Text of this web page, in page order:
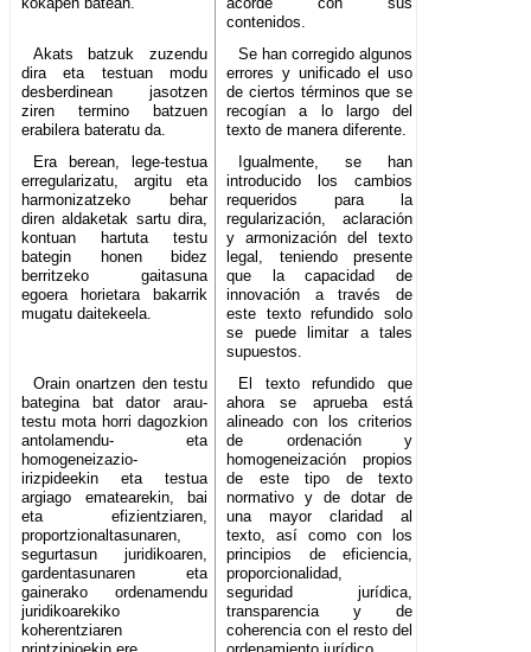
contenidos.
Akats batzuk zuzendu
dira eta testuan modu
desberdinean jasotzen
ziren termino batzuen
erabilera bateratu da.
Se han corregido algunos
errores y unificado el uso
de ciertos términos que se
recogían a lo largo del
texto de manera diferente.
Era berean, lege-testua
erregularizatu, argitu eta
harmonizatzeko behar
diren aldaketak sartu dira,
kontuan hartuta testu
bategin honen bidez
berritzeko gaitasuna
egoera horietara bakarrik
mugatu daitekeela.
Igualmente, se han
introducido los cambios
requeridos para la
regularización, aclaración
y armonización del texto
legal, teniendo presente
que la capacidad de
innovación a través de
este texto refundido solo
se puede limitar a tales
supuestos.
Orain onartzen den testu
bategina bat dator arau-
testu mota horri dagozkion
antolamendu- eta
homogeneizazio-
irizpideekin eta testua
argiago ematearekin, bai
eta efizientziaren,
proportzionaltasunaren,
segurtasun juridikoaren,
gardentasunaren eta
gainerako ordenamendu
juridikoarekiko
koherentziaren
El texto refundido que
ahora se aprueba está
alineado con los criterios
de ordenación y
homogeneización propios
de este tipo de texto
normativo y de dotar de
una mayor claridad al
texto, así como con los
principios de eficiencia,
proporcionalidad,
seguridad jurídica,
transparencia y de
coherencia con el resto del